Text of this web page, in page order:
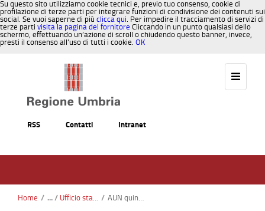
Su questo sito utilizziamo cookie tecnici e, previo tuo consenso, cookie di
profilazione di terze parti per integrare funzioni di condivisione dei contenuti sui
social. Se vuoi saperne di più clicca qui. Per impedire il tracciamento di servizi di
terze parti visita la pagina del fornitore Cliccando in un punto qualsiasi dello
schermo, effettuando un’azione di scroll o chiudendo questo banner, invece,
presti il consenso all’uso di tutti i cookie. OK
RSS Contatti Intranet
Home / Ufficio stampa / AUN quindicinale